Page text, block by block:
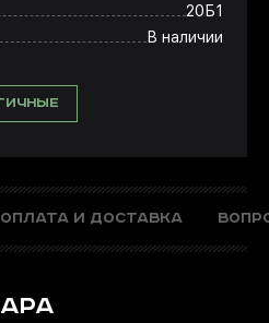
20Б1
В наличии
ОПЛАТА И ДОСТАВКА